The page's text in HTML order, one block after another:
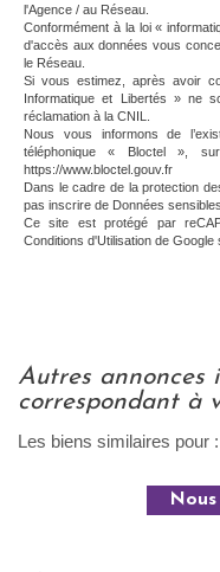
l'Agence / au Réseau.
Conformément à la loi «
d'accès aux données vous
le Réseau.
Si vous estimez, après avoir
Informatique et Libertés » ne
réclamation à la CNIL.
Nous vous informons de
téléphonique « Bloctel »,
https://www.bloctel.gouv.fr
Dans le cadre de la protection
pas inscrire de Données
Ce site est protégé par
Conditions d'Utilisation de Google
autres annonces immobilières
correspondant à
Les biens similaires pour :